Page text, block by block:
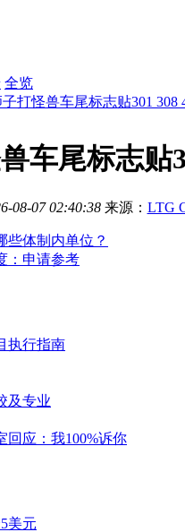
全览
打怪兽车尾标志贴301 308
车尾标志贴
08-07 02:40:38来源： LTG
些体制内单位？
：申请参考
执行指南
及专业
回应：我100%诉你
美元